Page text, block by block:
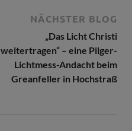
NÄCHSTER BLOG
„Das Licht Christi
weitertragen“ – eine Pilger-
Lichtmess-Andacht beim
Greanfeller in Hochstraß